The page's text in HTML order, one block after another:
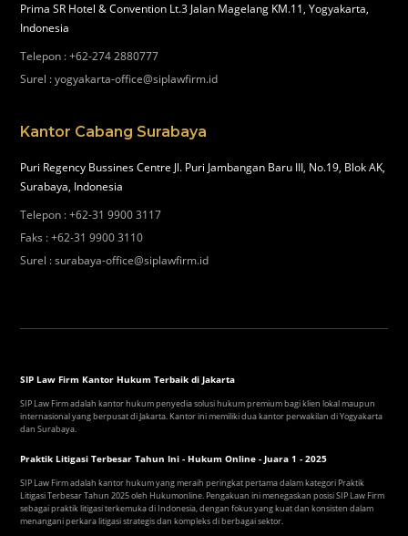
Prima SR Hotel & Convention Lt.3 Jalan Magelang KM.11, Yogyakarta,
Indonesia
Telepon :+62-274 2880777
Surel :yogyakarta-office@siplawfirm.id
Kantor Cabang Surabaya
Puri Regency Bussines Centre Jl. Puri Jambangan Baru III, No.19, Blok AK,
Surabaya, Indonesia
Telepon :+62-31 9900 3117
Faks :+62-31 9900 3110
Surel :surabaya-office@siplawfirm.id
SIP Law Firm Kantor Hukum Terbaik di Jakarta
SIP Law Firm adalah kantor hukum penyedia solusi hukum premium bagi klien lokal maupun
internasional yang berpusat di Jakarta. Kantor ini memiliki dua kantor perwakilan di Yogyakarta
dan Surabaya.
Praktik Litigasi Terbesar Tahun Ini - Hukum Online - Juara 1 - 2025
SIP Law Firm adalah kantor hukum yang meraih peringkat pertama dalam kategori Praktik
Litigasi Terbesar Tahun 2025 oleh Hukumonline. Pengakuan ini menegaskan posisi SIP Law Firm
sebagai praktik litigasi terkemuka di Indonesia, dengan fokus yang kuat dan konsisten dalam
menangani perkara litigasi strategis dan kompleks di berbagai sektor.